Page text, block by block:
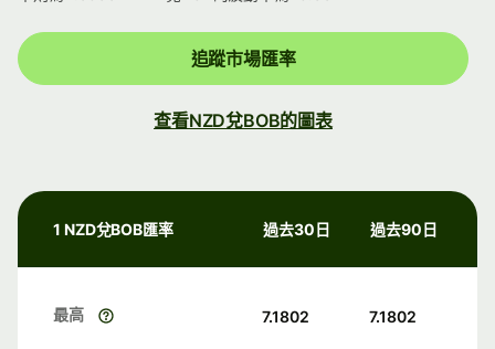
追蹤市場匯率
查看NZD兌BOB的圖表
1 NZD兌BOB匯率 過去30日 過去90日
最高 7.1802 7.1802